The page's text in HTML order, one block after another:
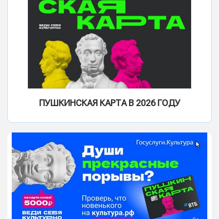
ПУШКИНСКАЯ КАРТА В 2026 ГОДУ